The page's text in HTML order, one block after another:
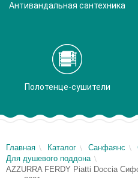
Антивандальная сантехника
Полотенце-сушители
Главная Каталог Санфаянс
Для душевого поддона
AZZURRA FERDY Piatti Doccia